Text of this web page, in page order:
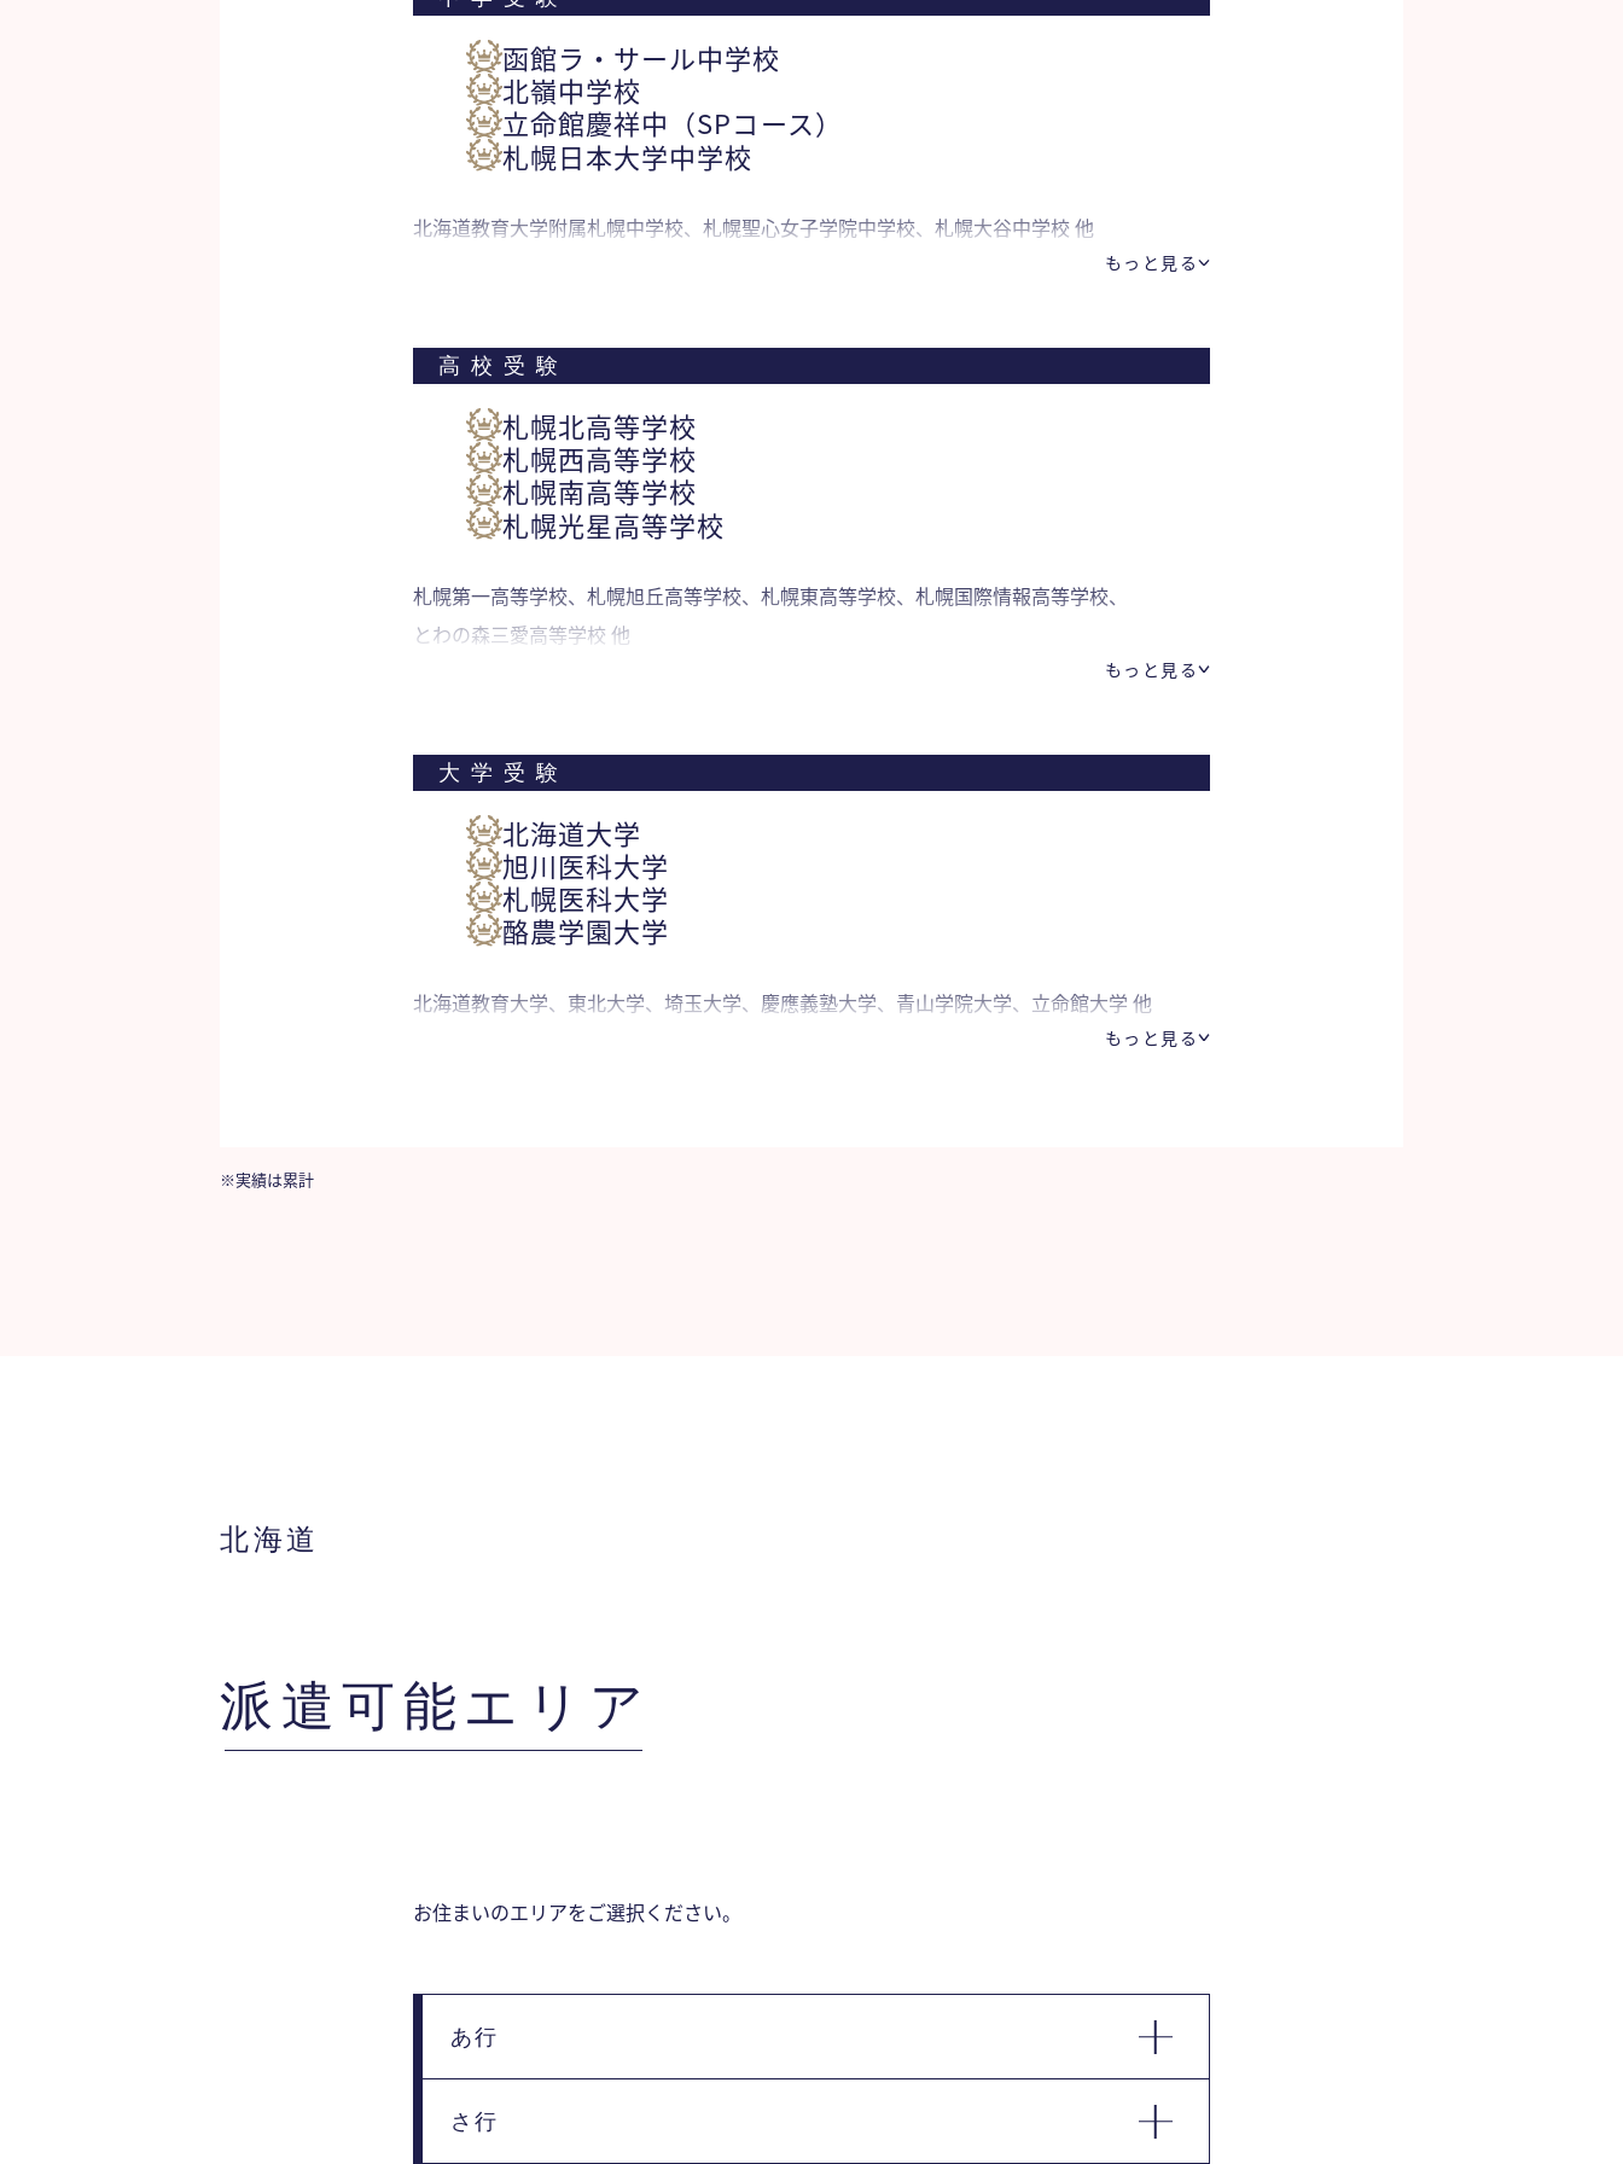
函館ラ・サール中学校
北嶺中学校
立命館慶祥中（SPコース）
札幌日本大学中学校
北海道教育大学附属札幌中学校、札幌聖心女子学院中学校、札幌大谷中学校 他
もっと見る
高校受験
札幌北高等学校
札幌西高等学校
札幌南高等学校
札幌光星高等学校
札幌第一高等学校、札幌旭丘高等学校、札幌東高等学校、札幌国際情報高等学校、
とわの森三愛高等学校 他
もっと見る
大学受験
北海道大学
旭川医科大学
札幌医科大学
酪農学園大学
北海道教育大学、東北大学、埼玉大学、慶應義塾大学、青山学院大学、立命館大学 他
もっと見る
※実績は累計
北海道
派遣可能エリア
お住まいのエリアをご選択ください。
あ行
さ行